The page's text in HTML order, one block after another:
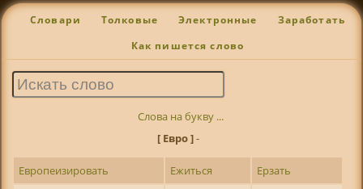
Словари Толковые Электронные Заработать
Как пишется слово
Слова на букву ...
[ Евро ]-
Европеизировать Ежиться
Ерзать